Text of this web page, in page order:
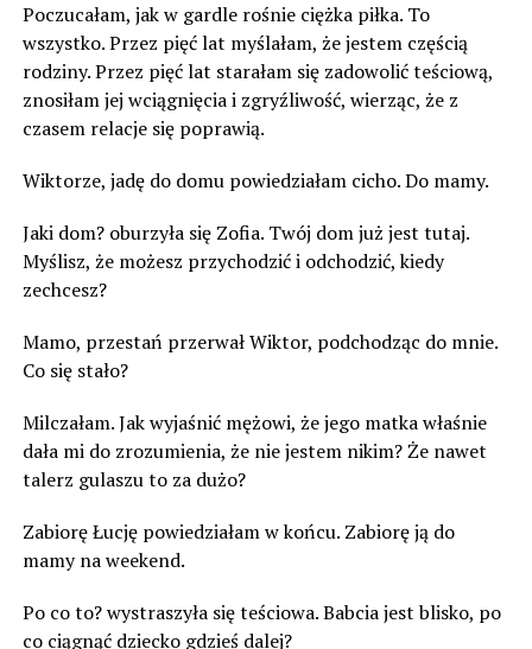
Poczucałam, jak w gardle rośnie ciężka piłka. To
wszystko. Przez pięć lat myślałam, że jestem częścią
rodziny. Przez pięć lat starałam się zadowolić teściową,
znosiłam jej wciągnięcia i zgryźliwość, wierząc, że z
czasem relacje się poprawią.
Wiktorze, jadę do domu powiedziałam cicho. Do mamy.
Jaki dom? oburzyła się Zofia. Twój dom już jest tutaj.
Myślisz, że możesz przychodzić i odchodzić, kiedy
zechcesz?
Mamo, przestań przerwał Wiktor, podchodząc do mnie.
Co się stało?
Milczałam. Jak wyjaśnić mężowi, że jego matka właśnie
dała mi do zrozumienia, że nie jestem nikim? Że nawet
talerz gulaszu to za dużo?
Zabiorę Łucję powiedziałam w końcu. Zabiorę ją do
mamy na weekend.
Po co to? wystraszyła się teściowa. Babcia jest blisko, po
co ciągnąć dziecko gdzieś dalej?